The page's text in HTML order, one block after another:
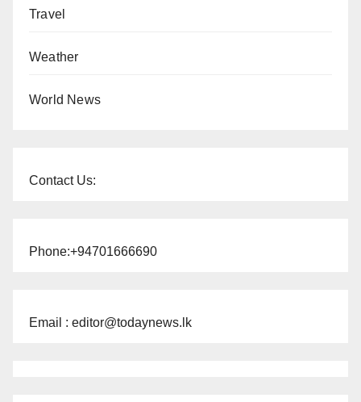
Travel
Weather
World News
Contact Us:
Phone:+94701666690
Email : editor@todaynews.lk